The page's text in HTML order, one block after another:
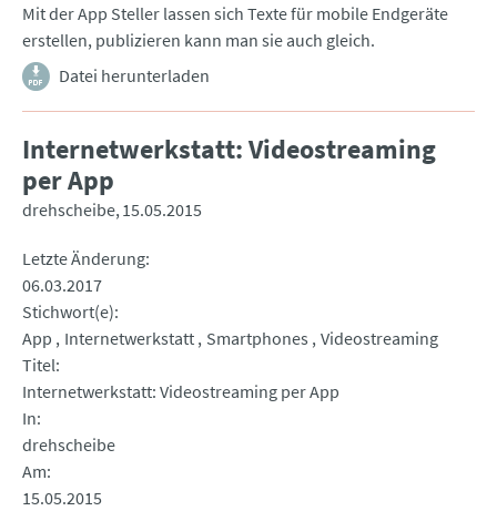
Mit der App Steller lassen sich Texte für mobile Endgeräte
erstellen, publizieren kann man sie auch gleich.
Datei herunterladen
Internetwerkstatt: Videostreaming
per App
drehscheibe 15.05.2015
Letzte Änderung
06.03.2017
Stichwort(e)
App
Internetwerkstatt Smartphones Videostreaming
Titel
Internetwerkstatt: Videostreaming per App
In
drehscheibe
Am
15.05.2015